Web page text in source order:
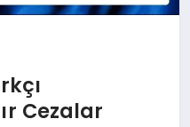
Cezalar